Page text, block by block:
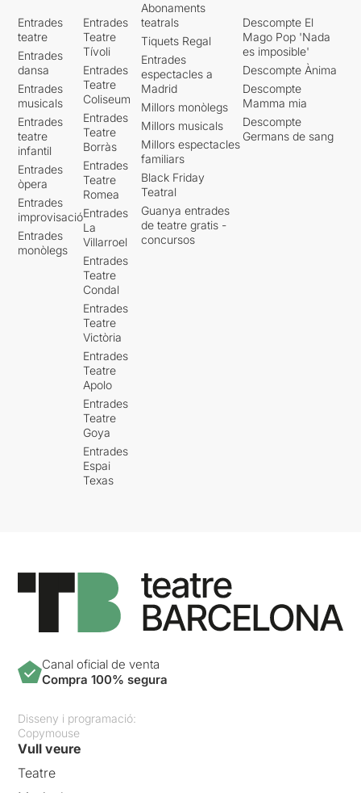
Entrades
teatre
Entrades
dansa
Entrades
musicals
Entrades
teatre
infantil
Entrades
òpera
Entrades
improvisació
Entrades
monòlegs
Entrades
Teatre
Tívoli
Entrades
Teatre
Coliseum
Entrades
Teatre
Borràs
Entrades
Teatre
Romea
Entrades
La
Villarroel
Entrades
Teatre
Condal
Entrades
Teatre
Victòria
Entrades
Teatre
Apolo
Entrades
Teatre
Goya
Entrades
Espai
Texas
Abonaments
teatrals
Tiquets Regal
Entrades
espectacles a
Madrid
Millors monòlegs
Millors musicals
Millors espectacles
familiars
Black Friday
Teatral
Guanya entrades
de teatre gratis -
concursos
Descompte El
Mago Pop 'Nada
es imposible'
Descompte Ànima
Descompte
Mamma mia
Descompte
Germans de sang
Canal oficial de venta
Compra 100% segura
Disseny i programació:
Copymouse
Vull veure
Teatre